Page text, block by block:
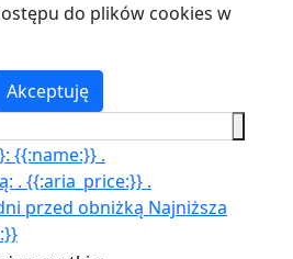
do plików cookies w
Akceptuję
{{:name:}} .
. {{:aria_price:}} .
przed obniżką Najniższa